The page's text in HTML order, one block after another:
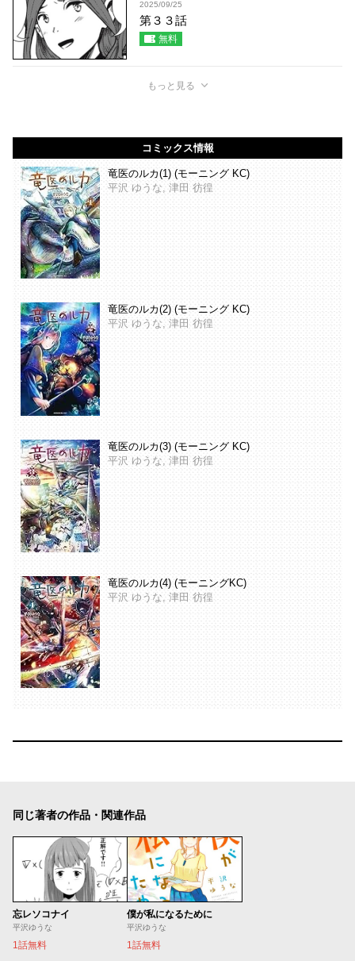
2025/09/25
第３３話
無料
もっと見る
コミックス情報
竜医のルカ(1) (モーニング KC)
平沢 ゆうな, 津田 彷徨
竜医のルカ(2) (モーニング KC)
平沢 ゆうな, 津田 彷徨
竜医のルカ(3) (モーニング KC)
平沢 ゆうな, 津田 彷徨
竜医のルカ(4) (モーニングKC)
平沢 ゆうな, 津田 彷徨
同じ著者の作品・関連作品
忘レソコナイ
平沢ゆうな
1話無料
僕が私になるために
平沢ゆうな
1話無料